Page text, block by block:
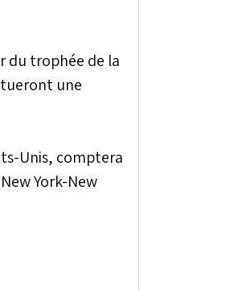
du trophée de la
une
Unis, comptera
York-New